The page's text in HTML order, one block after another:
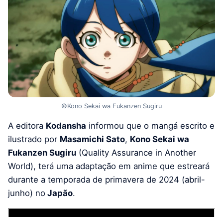
©Kono Sekai wa Fukanzen Sugiru
A editora Kodansha informou que o mangá escrito e
ilustrado por Masamichi Sato, Kono Sekai wa
Fukanzen Sugiru (Quality Assurance in Another
World), terá uma adaptação em anime que estreará
durante a temporada de primavera de 2024 (abril-
junho) no Japão.